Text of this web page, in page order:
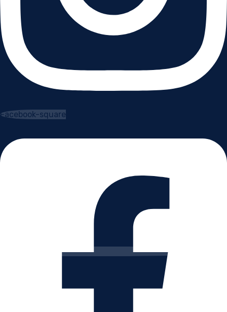
Facebook-square